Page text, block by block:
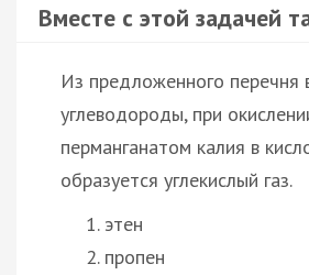
Вместе с этой задачей
Из предложенного перечня
углеводороды, при
перманганатом калия в
образуется углекислый газ.
этен
пропен